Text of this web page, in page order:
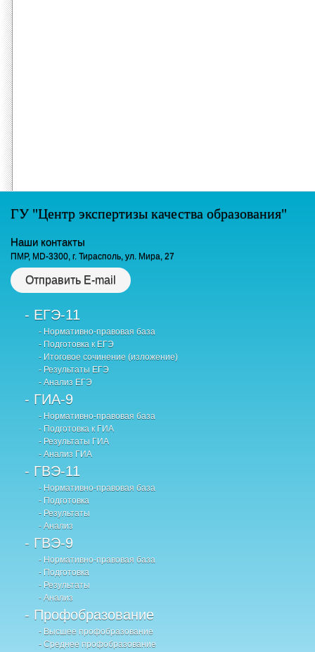
ГУ "Центр экспертизы качества образования"
Наши контакты
ПМР, MD-3300, г. Тирасполь, ул. Мира, 27
Отправить E-mail
- ЕГЭ-11
- Нормативно-правовая база
- Подготовка к ЕГЭ
- Итоговое сочинение (изложение)
- Результаты ЕГЭ
- Анализ ЕГЭ
- ГИА-9
- Нормативно-правовая база
- Подготовка к ГИА
- Результаты ГИА
- Анализ ГИА
- ГВЭ-11
- Нормативно-правовая база
- Подготовка
- Результаты
- Анализ
- ГВЭ-9
- Нормативно-правовая база
- Подготовка
- Результаты
- Анализ
- Профобразование
- Высшее профобразование
- Среднее профобразование